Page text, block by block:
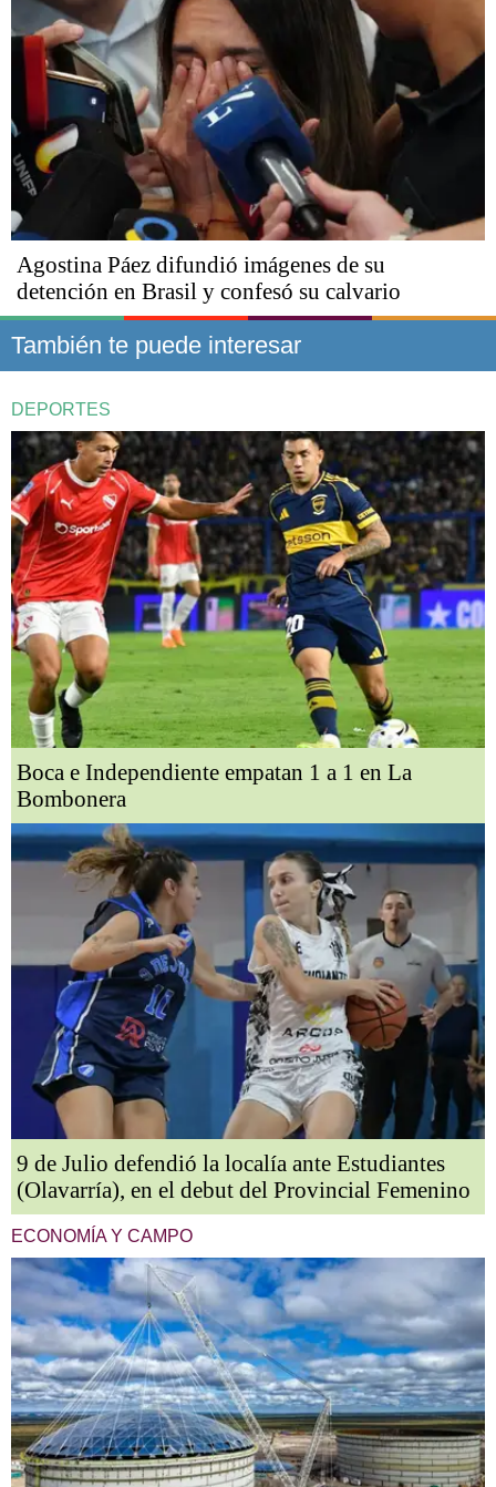
Agostina Páez difundió imágenes de su
detención en Brasil y confesó su calvario
También te puede interesar
DEPORTES
Boca e Independiente empatan 1 a 1 en La
Bombonera
9 de Julio defendió la localía ante Estudiantes
(Olavarría), en el debut del Provincial Femenino
ECONOMÍA Y CAMPO